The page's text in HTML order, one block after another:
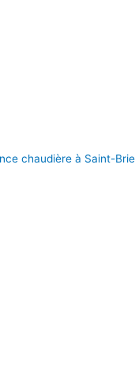
chaudière à Saint-